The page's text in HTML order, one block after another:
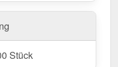
Stück